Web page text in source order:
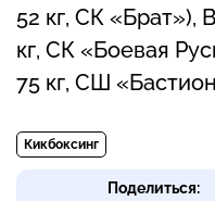
52 кг, СК «Брат»),
кг, СК «Боевая
75 кг, СШ
Кикбоксинг
Поделиться: